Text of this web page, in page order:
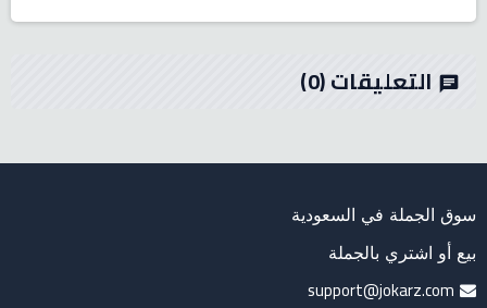
chat التعليقات(0)
سوق الجملة في السعودية
بيع أو اشتري بالجملة
support@jokarz.com